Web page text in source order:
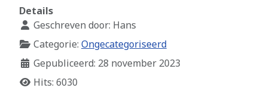
Details
Geschreven door: Hans
Categorie: Ongecategoriseerd
Gepubliceerd: 28 november 2023
Hits: 6030